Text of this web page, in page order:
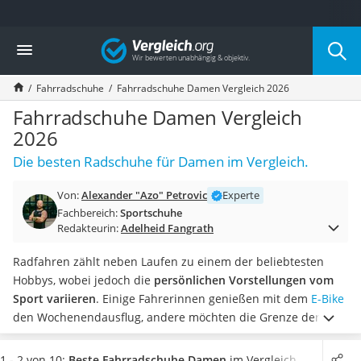
Die beliebtesten Vergleiche nach Kategorie
Freizeit & Sport
Gartentrampolin
Trampolin
Metalldetektor
Eufab-Fahrradträger
Trampolin 366 cm
Fahrradschloss
Futterboot
Air Bike
Trekkingschuhe Herren
Reisetasche mit Rollen
Klimmzugstation
Koffer
Nachtsichtgerät
Vergleich
Fahrradschuhe Fahrradschuhe Damen Vergleich 2026
Fahrradschuhe Damen Vergleich
2026
Die besten Radschuhe für Damen im Vergleich.
Von:Alexander "Azo" Petrovic
Experte
Fachbereich:Sportschuhe
Redakteurin:Adelheid Fangrath
Radfahren zählt neben Laufen zu einem der beliebtesten
Hobbys, wobei jedoch die persönlichen Vorstellungen vom
Sport variieren. Einige Fahrerinnen genießen mit dem E-Bike
den Wochenendausflug, andere möchten die Grenze der
eigenen körperlichen Leistungsfähigkeit herausfinden.
Unabhängig von Ihren Ambitionen empfehlen diverse Online-